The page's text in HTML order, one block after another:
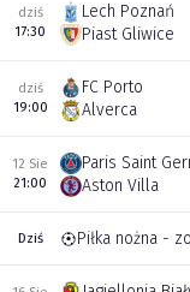
dziś
17:30
Lech Poznań
Piast Gliwice
dziś
19:00
FC Porto
Alverca
12 Sie
21:00
Paris Saint
Aston Villa
Dziś